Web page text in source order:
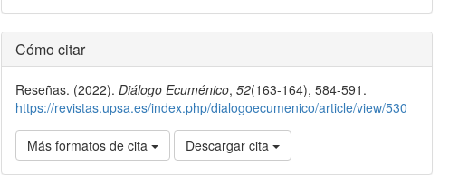
Detalles
del
artículo
Cómo citar
Reseñas. (2022).Diálogo Ecuménico,52(163-164), 584-591.
https://revistas.upsa.es/index.php/dialogoecumenico/article/view/530
Más formatos de cita Descargar cita